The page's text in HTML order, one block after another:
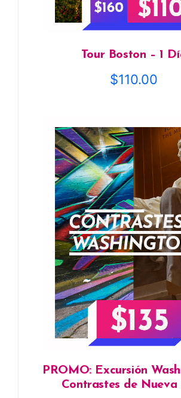
Tour Boston – 1
$110.00
PROMO: Excursión
Contrastes de Nueva